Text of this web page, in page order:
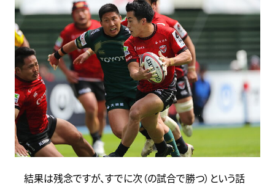
結果は残念ですが、すでに次（の試合で勝つ）という話